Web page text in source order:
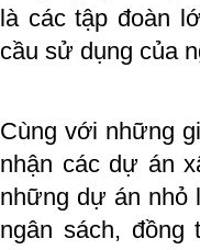
là các tập đoàn
cầu sử dụng của
Cùng với những
nhận các dự án
những dự án nhỏ
ngân sách,